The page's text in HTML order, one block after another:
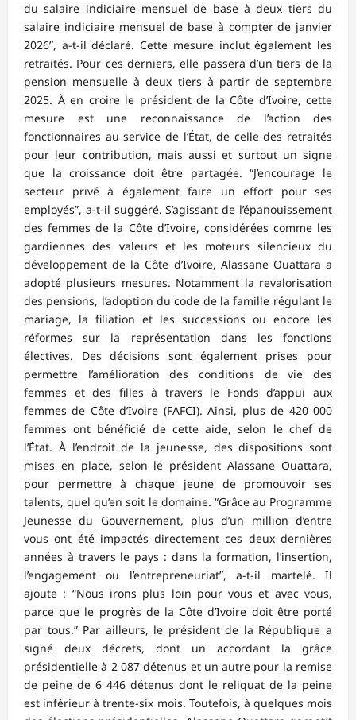
du salaire indiciaire mensuel de base à deux tiers du
salaire indiciaire mensuel de base à compter de janvier
2026”, a-t-il déclaré. Cette mesure inclut également les
retraités. Pour ces derniers, elle passera d’un tiers de la
pension mensuelle à deux tiers à partir de septembre
2025. À en croire le président de la Côte d’Ivoire, cette
mesure est une reconnaissance de l’action des
fonctionnaires au service de l’État, de celle des retraités
pour leur contribution, mais aussi et surtout un signe
que la croissance doit être partagée. “J’encourage le
secteur privé à également faire un effort pour ses
employés”, a-t-il suggéré. S’agissant de l’épanouissement
des femmes de la Côte d’Ivoire, considérées comme les
gardiennes des valeurs et les moteurs silencieux du
développement de la Côte d’Ivoire, Alassane Ouattara a
adopté plusieurs mesures. Notamment la revalorisation
des pensions, l’adoption du code de la famille régulant le
mariage, la filiation et les successions ou encore les
réformes sur la représentation dans les fonctions
électives. Des décisions sont également prises pour
permettre l’amélioration des conditions de vie des
femmes et des filles à travers le Fonds d’appui aux
femmes de Côte d’Ivoire (FAFCI). Ainsi, plus de 420 000
femmes ont bénéficié de cette aide, selon le chef de
l’État. À l’endroit de la jeunesse, des dispositions sont
mises en place, selon le président Alassane Ouattara,
pour permettre à chaque jeune de promouvoir ses
talents, quel qu’en soit le domaine. “Grâce au Programme
Jeunesse du Gouvernement, plus d’un million d’entre
vous ont été impactés directement ces deux dernières
années à travers le pays : dans la formation, l’insertion,
l’engagement ou l’entrepreneuriat”, a-t-il martelé. Il
ajoute : “Nous irons plus loin pour vous et avec vous,
parce que le progrès de la Côte d’Ivoire doit être porté
par tous.” Par ailleurs, le président de la République a
signé deux décrets, dont un accordant la grâce
présidentielle à 2 087 détenus et un autre pour la remise
de peine de 6 446 détenus dont le reliquat de la peine
est inférieur à trente-six mois. Toutefois, à quelques mois